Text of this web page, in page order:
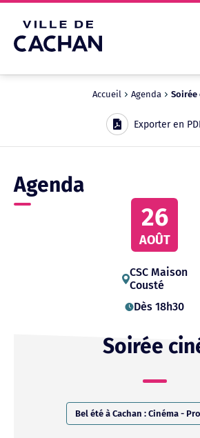
Recherche
Accueil Agenda Soirée
Exporter en
Agenda
26
AOÛT
CSCMaison
Cousté
Dès 18h30
Soirée
Bel été à Cachan : Cinéma -
Cookies management panel